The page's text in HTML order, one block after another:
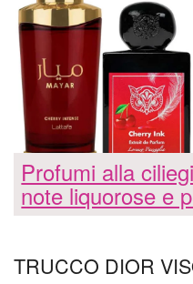
Profumi alla
note liquorose e
TRUCCO DIOR